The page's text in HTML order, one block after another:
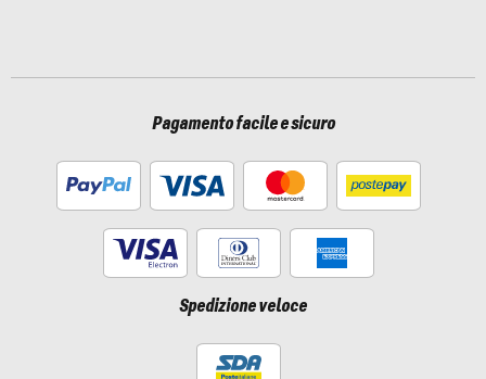
Pagamento facile e sicuro
Spedizione veloce